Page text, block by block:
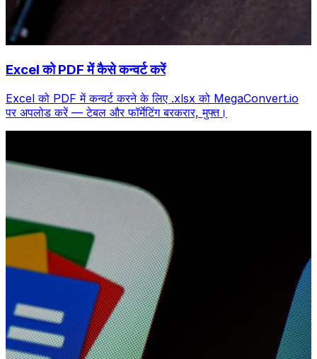
Excel को PDF में कैसे कन्वर्ट करें
Excel को PDF में कन्वर्ट करने के लिए .xlsx को MegaConvert.io
पर अपलोड करें — टेबल और फॉर्मेटिंग बरकरार, मुफ्त।